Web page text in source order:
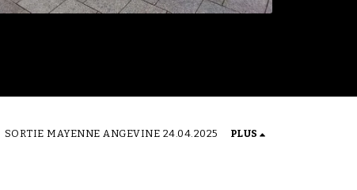
SORTIE MAYENNE ANGEVINE 24.04.2025 PLUS